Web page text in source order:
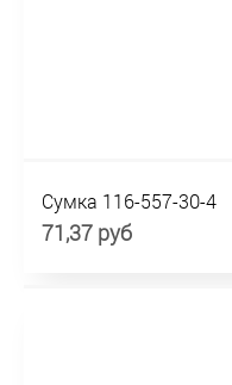
Сумка 116-557-30-4
71,37 руб